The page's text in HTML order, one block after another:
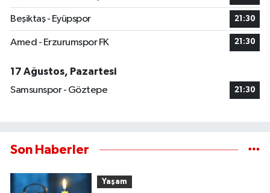
Beşiktaş - Eyüpspor 21:30
Amed - Erzurumspor FK 21:30
17 Ağustos, Pazartesi
Samsunspor - Göztepe
21:30
Son Haberler
Yaşam